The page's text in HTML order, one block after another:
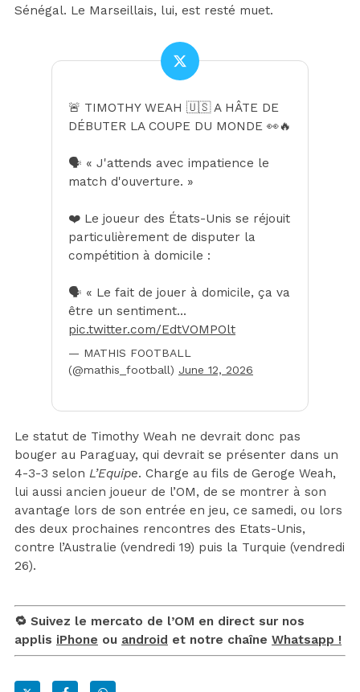
Sénégal. Le Marseillais, lui, est resté muet.
🚨 TIMOTHY WEAH 🇺🇸 A HÂTE DE
DÉBUTER LA COUPE DU MONDE 👀🔥
🗣️ « J'attends avec impatience le
match d'ouverture. »
❤️ Le joueur des États-Unis se réjouit
particulièrement de disputer la
compétition à domicile :
🗣️ « Le fait de jouer à domicile, ça va
être un sentiment…
pic.twitter.com/EdtVOMPOlt
— MATHIS FOOTBALL
(@mathis_football) June 12, 2026
Le statut de Timothy Weah ne devrait donc pas
bouger au Paraguay, qui devrait se présenter dans un
4-3-3 selon L’Equipe. Charge au fils de Geroge Weah,
lui aussi ancien joueur de l’OM, de se montrer à son
avantage lors de son entrée en jeu, ce samedi, ou lors
des deux prochaines rencontres des Etats-Unis,
contre l’Australie (vendredi 19) puis la Turquie (vendredi
26).
🔁 Suivez le mercato de l’OM en direct sur nos
applis iPhone ou android et notre chaîne Whatsapp !